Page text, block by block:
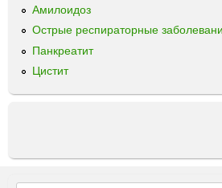
Амилоидоз
Острые респираторные
Панкреатит
Цистит